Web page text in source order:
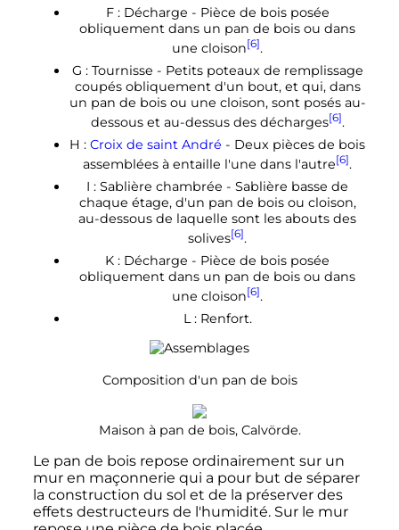
F : Décharge - Pièce de bois posée
obliquement dans un pan de bois ou dans
une cloison[6].
G : Tournisse - Petits poteaux de remplissage
coupés obliquement d'un bout, et qui, dans
un pan de bois ou une cloison, sont posés au-
dessous et au-dessus des décharges[6].
H : Croix de saint André - Deux pièces de bois
assemblées à entaille l'une dans l'autre[6].
I : Sablière chambrée - Sablière basse de
chaque étage, d'un pan de bois ou cloison,
au-dessous de laquelle sont les abouts des
solives[6].
K : Décharge - Pièce de bois posée
obliquement dans un pan de bois ou dans
une cloison[6].
L : Renfort.
Composition d'un pan de bois
Maison à pan de bois, Calvörde.
Le pan de bois repose ordinairement sur un
mur en maçonnerie qui a pour but de séparer
la construction du sol et de la préserver des
effets destructeurs de l'humidité. Sur le mur